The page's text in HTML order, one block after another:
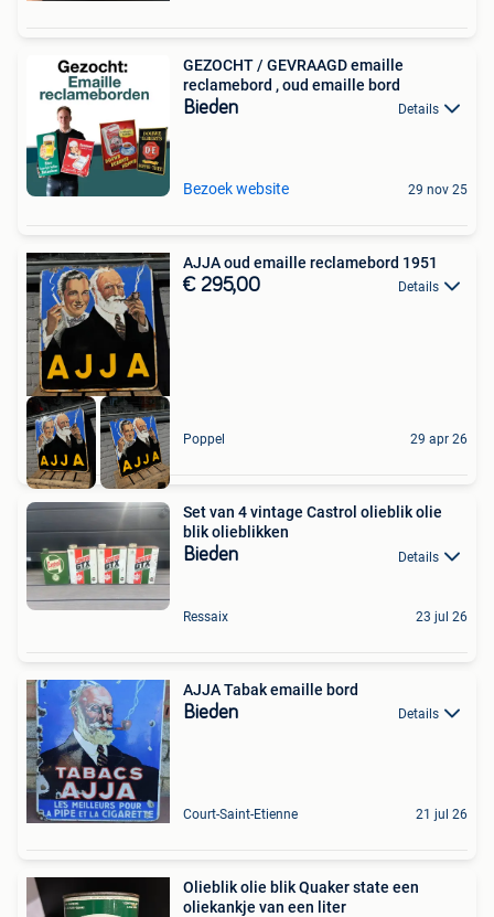
GEZOCHT / GEVRAAGD emaille
reclamebord , oud emaille bord
Bieden Details
Bezoek website 29 nov 25
AJJA oud emaille reclamebord 1951
€ 295,00 Details
Poppel 29 apr 26
Set van 4 vintage Castrol olieblik olie
blik olieblikken
Bieden Details
Ressaix 23 jul 26
AJJA Tabak emaille bord
Bieden Details
Court-Saint-Etienne 21 jul 26
Olieblik olie blik Quaker state een
oliekankje van een liter